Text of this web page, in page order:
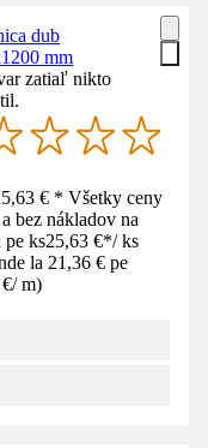
dub
mm
zatiaľ nikto
€ * Všetky ceny
bez nákladov na
pe ks25,63 €*/ ks
la 21,36 € pe
/ m)